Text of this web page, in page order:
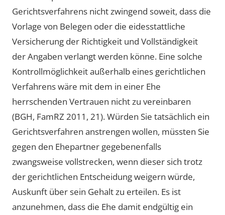
Gerichtsverfahrens nicht zwingend soweit, dass die
Vorlage von Belegen oder die eidesstattliche
Versicherung der Richtigkeit und Vollständigkeit
der Angaben verlangt werden könne. Eine solche
Kontrollmöglichkeit außerhalb eines gerichtlichen
Verfahrens wäre mit dem in einer Ehe
herrschenden Vertrauen nicht zu vereinbaren
(BGH, FamRZ 2011, 21). Würden Sie tatsächlich ein
Gerichtsverfahren anstrengen wollen, müssten Sie
gegen den Ehepartner gegebenenfalls
zwangsweise vollstrecken, wenn dieser sich trotz
der gerichtlichen Entscheidung weigern würde,
Auskunft über sein Gehalt zu erteilen. Es ist
anzunehmen, dass die Ehe damit endgültig ein